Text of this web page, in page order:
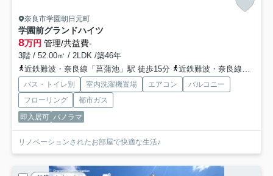
奈良市学園朝日元町
学園前グランドハイツ
8万円 管理/共益費-
3階 / 52.00㎡ / 2LDK /築46年
近鉄難波・奈良線「菖蒲池」駅 徒歩15分
近鉄難波・奈良線「学園前」駅 徒歩16分
バス・トイレ別 室内洗濯機置場 エアコン
バルコニー
フローリング
都市ガス
即入居可 パノラマ
リノベーションされたお部屋で快適な生活♪